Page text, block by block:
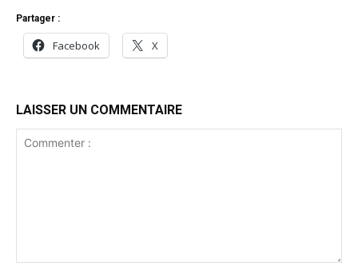
Partager :
Facebook X
LAISSER UN COMMENTAIRE